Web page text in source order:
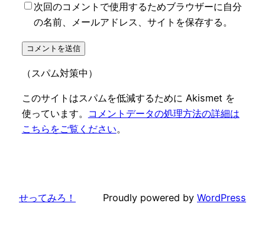
次回のコメントで使用するためブラウザーに自分
の名前、メールアドレス、サイトを保存する。
（スパム対策中）
このサイトはスパムを低減するために Akismet を
使っています。
コメントデータの処理方法の詳細は
こちらをご覧ください。
せってみろ！ Proudly powered by WordPress